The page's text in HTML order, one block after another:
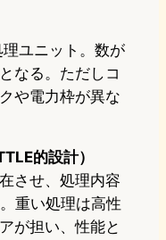
ユニット。数が
なる。ただしコ
や電力枠が異な
的設計）
させ、処理内容
重い処理は高性
が担い、性能と